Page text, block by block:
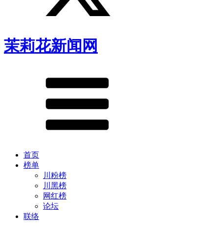
茉莉花新闻网
首页
榜单
川粉榜
川黑榜
网红榜
论坛
联络